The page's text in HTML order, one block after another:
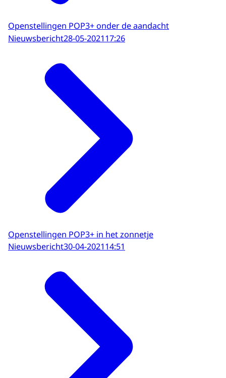
Openstellingen POP3+ onder de aandacht
Nieuwsbericht28-05-202117:26
Openstellingen POP3+ in het zonnetje
Nieuwsbericht30-04-202114:51